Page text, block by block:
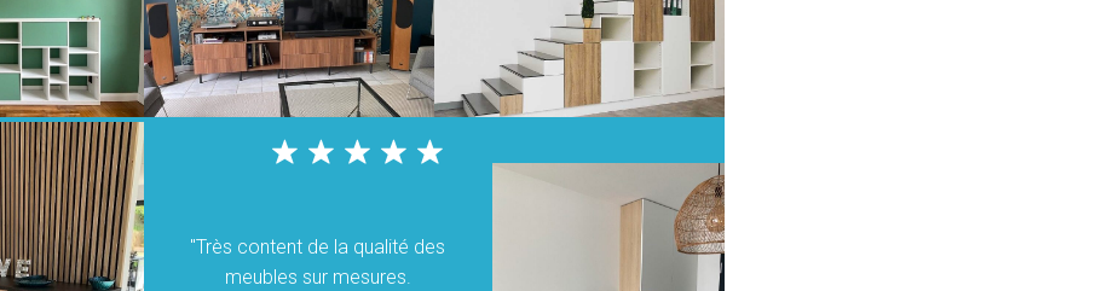
"Très content de la qualité des
meubles sur mesures.